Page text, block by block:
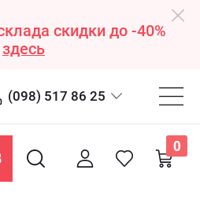
скидки до -40%
здесь
(098) 517 86 25
0